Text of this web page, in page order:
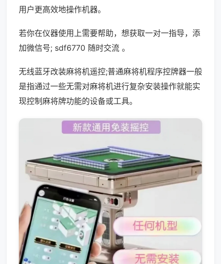
用户更高效地操作机器。
若你在仪器使用上需要帮助，想获取一对一指导，添
加微信号; sdf6770 随时交流 。
无线蓝牙改装麻将机遥控;普通麻将机程序控牌器一般
是指通过一些无需对麻将机进行复杂安装操作就能实
现控制麻将牌功能的设备或工具。